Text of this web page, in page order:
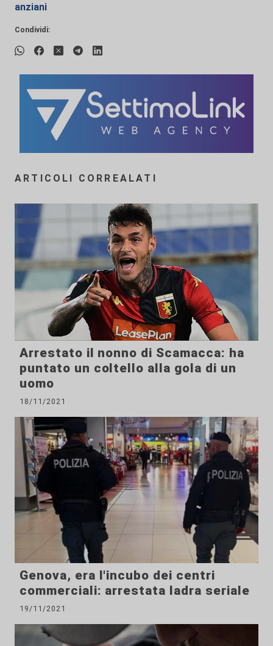
anziani
Condividi:
ARTICOLI CORREALATI
Arrestato il nonno di Scamacca: ha
puntato un coltello alla gola di un
uomo
18/11/2021
Genova, era l'incubo dei centri
commerciali: arrestata ladra seriale
19/11/2021